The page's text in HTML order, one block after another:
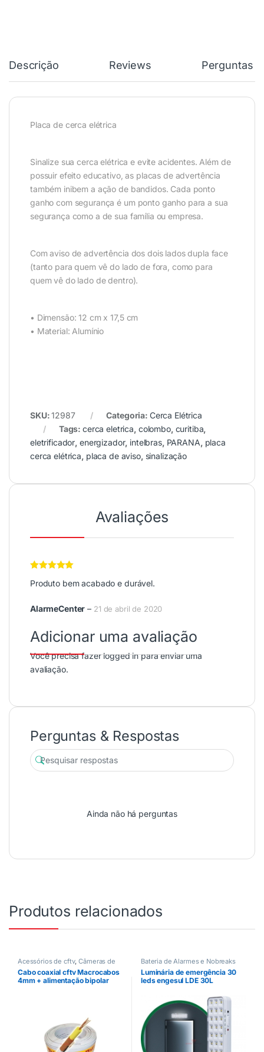
Descrição Reviews Perguntas
Placa de cerca elétrica
Sinalize sua cerca elétrica e evite acidentes. Além de
possuir efeito educativo, as placas de advertência
também inibem a ação de bandidos. Cada ponto
ganho com segurança é um ponto ganho para a sua
segurança como a de sua família ou empresa.
Com aviso de advertência dos dois lados dupla face
(tanto para quem vê do lado de fora, como para
quem vê do lado de dentro).
• Dimensão: 12 cm x 17,5 cm
• Material: Alumínio
SKU:12987 Categoria: Cerca Elétrica
Tags:cerca eletrica, colombo, curitiba,
eletrificador, energizador, intelbras, PARANA, placa
cerca elétrica, placa de aviso, sinalização
Avaliações
de 5
Produto bem acabado e durável.
AlarmeCenter – 21 de abril de 2020
Adicionar uma avaliação
Você precisa fazerlogged inpara enviar uma
avaliação.
Perguntas & Respostas
Ainda não há perguntas
Produtos relacionados
Acessórios de cftv,Câmeras de
Segurança
Cabo coaxial cftv Macrocabos
4mm + alimentação bipolar
Bateria de Alarmes e Nobreaks
Luminária de emergência 30
leds engesul LDE 30L